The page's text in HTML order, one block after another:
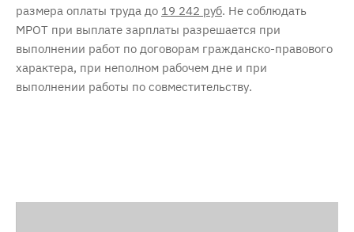
размера оплаты труда до 19 242 руб. Не соблюдать
МРОТ при выплате зарплаты разрешается при
выполнении работ по договорам гражданско-правового
характера, при неполном рабочем дне и при
выполнении работы по совместительству.